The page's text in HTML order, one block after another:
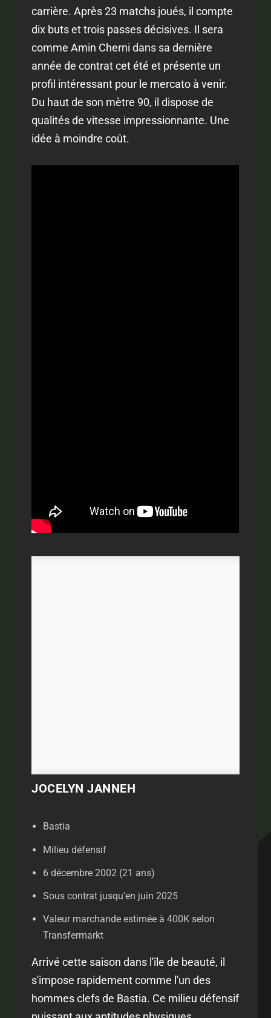
carrière. Après 23 matchs joués, il compte
dix buts et trois passes décisives. Il sera
comme Amin Cherni dans sa dernière
année de contrat cet été et présente un
profil intéressant pour le mercato à venir.
Du haut de son mètre 90, il dispose de
qualités de vitesse impressionnante. Une
idée à moindre coût.
JOCELYN JANNEH
Bastia
Milieu défensif
6 décembre 2002 (21 ans)
Sous contrat jusqu'en juin 2025
Valeur marchande estimée à 400K selon
Transfermarkt
Arrivé cette saison dans l'île de beauté, il
s'impose rapidement comme l'un des
hommes clefs de Bastia. Ce milieu défensif